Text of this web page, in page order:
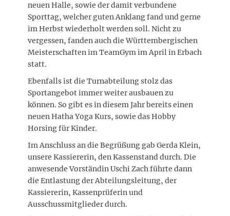
neuen Halle, sowie der damit verbundene
Sporttag, welcher guten Anklang fand und gerne
im Herbst wiederholt werden soll. Nicht zu
vergessen, fanden auch die Württembergischen
Meisterschaften im TeamGym im April in Erbach
statt.
Ebenfalls ist die Turnabteilung stolz das
Sportangebot immer weiter ausbauen zu
können. So gibt es in diesem Jahr bereits einen
neuen Hatha Yoga Kurs, sowie das Hobby
Horsing für Kinder.
Im Anschluss an die Begrüßung gab Gerda Klein,
unsere Kassiererin, den Kassenstand durch. Die
anwesende Vorständin Uschi Zach führte dann
die Entlastung der Abteilungsleitung, der
Kassiererin, Kassenprüferin und
Ausschussmitglieder durch.